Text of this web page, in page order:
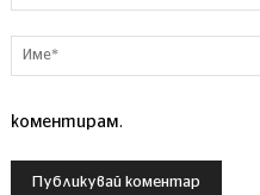
коментирам.